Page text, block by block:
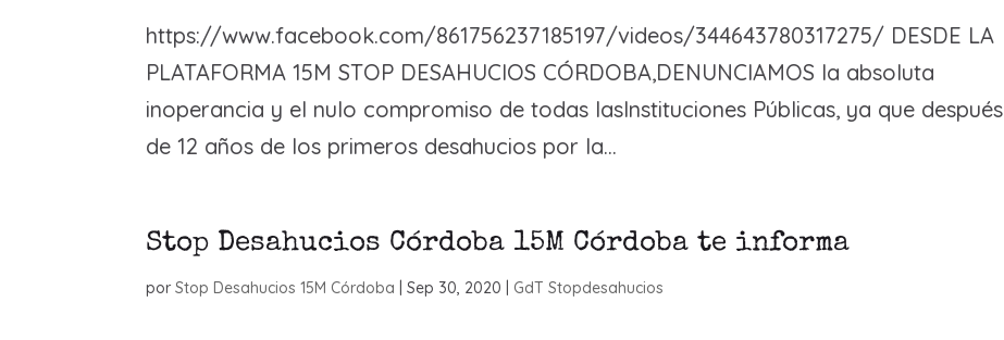
https://www.facebook.com/861756237185197/videos/344643780317275/ DESDE LA
PLATAFORMA 15M STOP DESAHUCIOS CÓRDOBA,DENUNCIAMOS la absoluta
inoperancia y el nulo compromiso de todas lasInstituciones Públicas, ya que después
de 12 años de los primeros desahucios por la...
Stop Desahucios Córdoba 15M Córdoba te informa
porStop Desahucios 15M Córdoba |Sep 30, 2020 GdT Stopdesahucios